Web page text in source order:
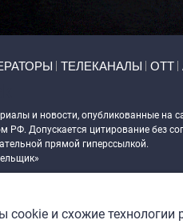
ТЕЛЕКАНАЛЫ ОТТ
и новости, опубликованные на
РФ. Допускается цитирование без
прямой гиперссылкой.
сайта c 2017 года
cookie и схожие